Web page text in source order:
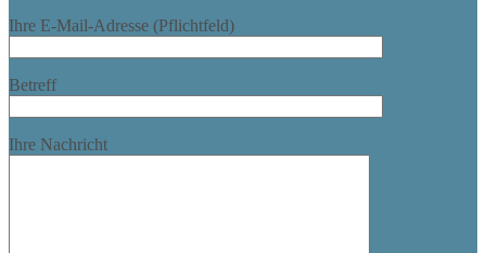
Ihre E-Mail-Adresse (Pflichtfeld)
Betreff
Ihre Nachricht